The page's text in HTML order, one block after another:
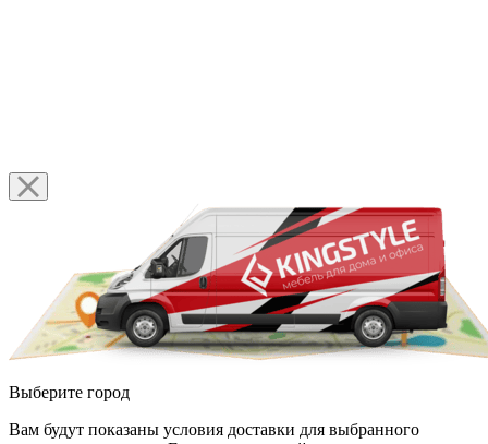
Выберите город
Вам будут показаны условия доставки для выбранного